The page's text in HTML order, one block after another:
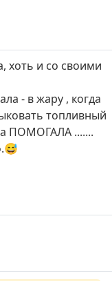
хоть и со своими
- в жару , когда
топливный
ПОМОГАЛА .......